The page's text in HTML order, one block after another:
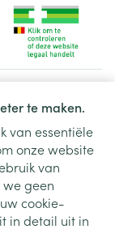
te maken.
van essentiële
onze website
van
geen
cookie-
in detail uit in